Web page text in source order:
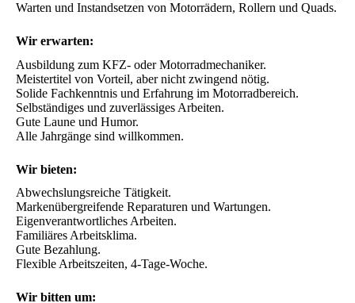
Warten und Instandsetzen von Motorrädern, Rollern und Quads.
Wir erwarten:
Ausbildung zum KFZ- oder Motorradmechaniker.
Meistertitel von Vorteil, aber nicht zwingend nötig.
Solide Fachkenntnis und Erfahrung im Motorradbereich.
Selbständiges und zuverlässiges Arbeiten.
Gute Laune und Humor.
Alle Jahrgänge sind willkommen.
Wir bieten:
Abwechslungsreiche Tätigkeit.
Markenübergreifende Reparaturen und Wartungen.
Eigenverantwortliches Arbeiten.
Familiäres Arbeitsklima.
Gute Bezahlung.
Flexible Arbeitszeiten, 4-Tage-Woche.
Wir bitten um: